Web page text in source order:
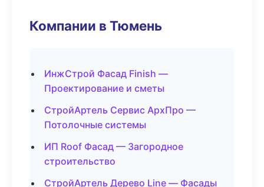
Компании в Тюмень
ИнжСтрой Фасад Finish —
Проектирование и сметы
СтройАртель Сервис АрхПро —
Потолочные системы
ИП Roof Фасад — Загородное
строительство
СтройАртель Дерево Line — Фасады